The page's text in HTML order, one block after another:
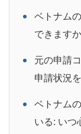
ベトナム
できます
元の申請
申請状況
ベトナム
いる: いつ